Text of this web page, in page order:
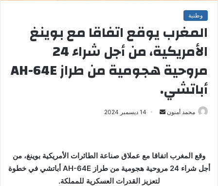
وطنية
المغرب يوقع اتفاقا مع بوينغ
الأمريكية، من أجل شراء 24
مروحية هجومية من طراز AH-64E
أباتشي.
محمد أمنون
ب
ر
ي
14 ديسمبر 2024
وقع المغرب اتفاقا مع عملاق صناعة الطائرات الأمريكية بوينغ، من
أجل شراء 24 مروحية هجومية من طراز AH-64E أباتشي في خطوة
لتعزيز القدرات العسكرية للمملكة.